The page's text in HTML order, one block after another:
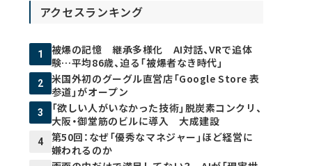
アクセスランキング
1
被爆の記憶 継承多様化 AI対話、VRで追体
験…平均86歳、迫る「被爆者なき時代」
2
米国外初のグーグル直営店「Google Store 表
参道」がオープン
3
「欲しい人がいなかった技術」脱炭素コンクリ、
大阪・御堂筋のビルに導入 大成建設
4
第50回：なぜ「優秀なマネジャー」ほど経営に
嫌われるのか